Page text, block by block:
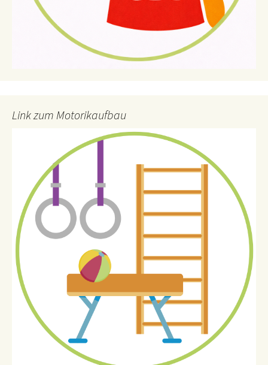
Link zum Motorikaufbau